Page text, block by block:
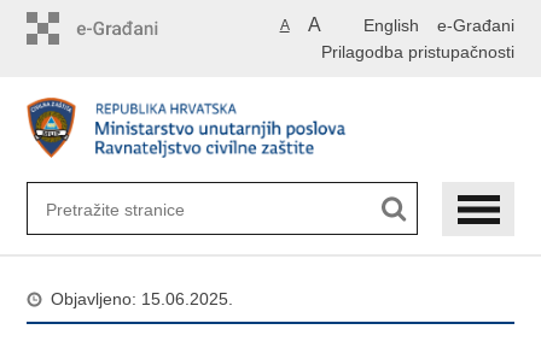
English e-Građani
A A
Prilagodba pristupačnosti
Objavljeno: 15.06.2025.